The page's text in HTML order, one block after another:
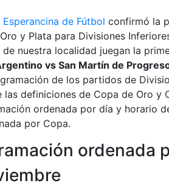
Esperancina de Fútbol confirmó la
y Plata para Divisiones
nuestra localidad juegan la
vs San Martín de
de los partidos de
definiciones de Copa de Oro y
ordenada por día y horario
por Copa.
ordenada